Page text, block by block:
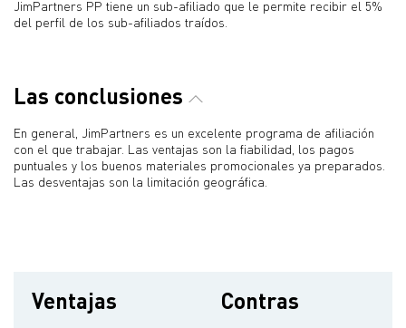
JimPartners PP tiene un sub-afiliado que le permite recibir el 5%
del perfil de los sub-afiliados traídos.
Las conclusiones
En general, JimPartners es un excelente programa de afiliación
con el que trabajar. Las ventajas son la fiabilidad, los pagos
puntuales y los buenos materiales promocionales ya preparados.
Las desventajas son la limitación geográfica.
Ventajas Contras